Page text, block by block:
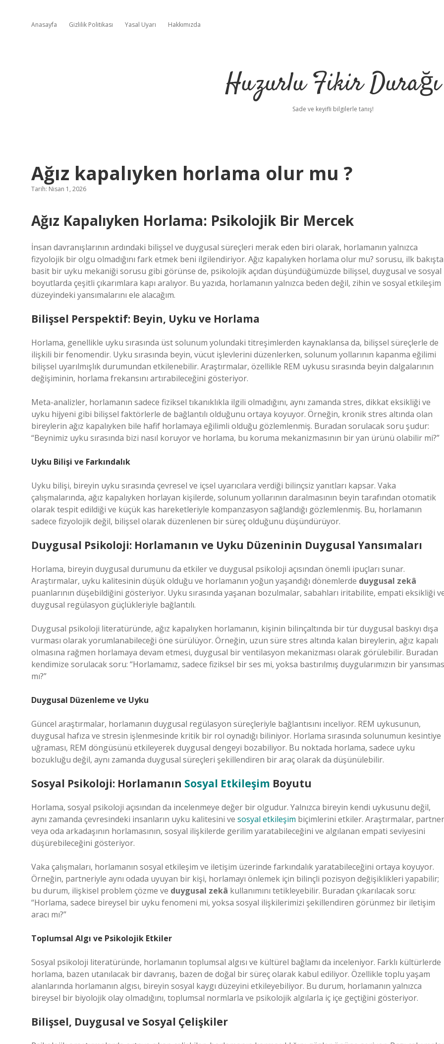
Anasayfa Gizlilik Politikası Yasal Uyarı Hakkımızda
Huzurlu Fikir Durağı
Sade ve keyifli bilgilerle tanış!
Ağız kapalıyken horlama olur mu ?
Tarih: Nisan 1, 2026
Ağız Kapalıyken Horlama: Psikolojik Bir Mercek
İnsan davranışlarının ardındaki bilişsel ve duygusal süreçleri merak eden biri olarak, horlamanın yalnızca
fizyolojik bir olgu olmadığını fark etmek beni ilgilendiriyor. Ağız kapalıyken horlama olur mu? sorusu, ilk bakışta
basit bir uyku mekaniği sorusu gibi görünse de, psikolojik açıdan düşündüğümüzde bilişsel, duygusal ve sosyal
boyutlarda çeşitli çıkarımlara kapı aralıyor. Bu yazıda, horlamanın yalnızca beden değil, zihin ve sosyal etkileşim
düzeyindeki yansımalarını ele alacağım.
Bilişsel Perspektif: Beyin, Uyku ve Horlama
Horlama, genellikle uyku sırasında üst solunum yolundaki titreşimlerden kaynaklansa da, bilişsel süreçlerle de
ilişkili bir fenomendir. Uyku sırasında beyin, vücut işlevlerini düzenlerken, solunum yollarının kapanma eğilimi
bilişsel uyarılmışlık durumundan etkilenebilir. Araştırmalar, özellikle REM uykusu sırasında beyin dalgalarının
değişiminin, horlama frekansını artırabileceğini gösteriyor.
Meta-analizler, horlamanın sadece fiziksel tıkanıklıkla ilgili olmadığını, aynı zamanda stres, dikkat eksikliği ve
uyku hijyeni gibi bilişsel faktörlerle de bağlantılı olduğunu ortaya koyuyor. Örneğin, kronik stres altında olan
bireylerin ağız kapalıyken bile hafif horlamaya eğilimli olduğu gözlemlenmiş. Buradan sorulacak soru şudur:
“Beynimiz uyku sırasında bizi nasıl koruyor ve horlama, bu koruma mekanizmasının bir yan ürünü olabilir mi?”
Uyku Bilişi ve Farkındalık
Uyku bilişi, bireyin uyku sırasında çevresel ve içsel uyarıcılara verdiği bilinçsiz yanıtları kapsar. Vaka
çalışmalarında, ağız kapalıyken horlayan kişilerde, solunum yollarının daralmasının beyin tarafından otomatik
olarak tespit edildiği ve küçük kas hareketleriyle kompanzasyon sağlandığı gözlemlenmiş. Bu, horlamanın
sadece fizyolojik değil, bilişsel olarak düzenlenen bir süreç olduğunu düşündürüyor.
Duygusal Psikoloji: Horlamanın ve Uyku Düzeninin Duygusal Yansımaları
Horlama, bireyin duygusal durumunu da etkiler ve duygusal psikoloji açısından önemli ipuçları sunar.
Araştırmalar, uyku kalitesinin düşük olduğu ve horlamanın yoğun yaşandığı dönemlerde duygusal zekâ
puanlarının düşebildiğini gösteriyor. Uyku sırasında yaşanan bozulmalar, sabahları iritabilite, empati eksikliği
duygusal regülasyon güçlükleriyle bağlantılı.
Duygusal psikoloji literatüründe, ağız kapalıyken horlamanın, kişinin bilinçaltında bir tür duygusal baskıyı dışa
vurması olarak yorumlanabileceği öne sürülüyor. Örneğin, uzun süre stres altında kalan bireylerin, ağız kapalı
olmasına rağmen horlamaya devam etmesi, duygusal bir ventilasyon mekanizması olarak görülebilir. Buradan
kendimize sorulacak soru: “Horlamamız, sadece fiziksel bir ses mi, yoksa bastırılmış duygularımızın bir
mı?”
Duygusal Düzenleme ve Uyku
Güncel araştırmalar, horlamanın duygusal regülasyon süreçleriyle bağlantısını inceliyor. REM uykusunun,
duygusal hafıza ve stresin işlenmesinde kritik bir rol oynadığı biliniyor. Horlama sırasında solunumun kesintiye
uğraması, REM döngüsünü etkileyerek duygusal dengeyi bozabiliyor. Bu noktada horlama, sadece uyku
bozukluğu değil, aynı zamanda duygusal süreçleri şekillendiren bir araç olarak da düşünülebilir.
Sosyal Psikoloji: Horlamanın Sosyal Etkileşim Boyutu
Horlama, sosyal psikoloji açısından da incelenmeye değer bir olgudur. Yalnızca bireyin kendi uykusunu değil,
aynı zamanda çevresindeki insanların uyku kalitesini ve sosyal etkileşim biçimlerini etkiler. Araştırmalar, partner
veya oda arkadaşının horlamasının, sosyal ilişkilerde gerilim yaratabileceğini ve algılanan empati seviyesini
düşürebileceğini gösteriyor.
Vaka çalışmaları, horlamanın sosyal etkileşim ve iletişim üzerinde farkındalık yaratabileceğini ortaya koyuyor.
Örneğin, partneriyle aynı odada uyuyan bir kişi, horlamayı önlemek için bilinçli pozisyon değişiklikleri yapabilir;
bu durum, ilişkisel problem çözme ve duygusal zekâ kullanımını tetikleyebilir. Buradan çıkarılacak soru:
“Horlama, sadece bireysel bir uyku fenomeni mi, yoksa sosyal ilişkilerimizi şekillendiren görünmez bir iletişim
aracı mı?”
Toplumsal Algı ve Psikolojik Etkiler
Sosyal psikoloji literatüründe, horlamanın toplumsal algısı ve kültürel bağlamı da inceleniyor. Farklı kültürlerde
horlama, bazen utanılacak bir davranış, bazen de doğal bir süreç olarak kabul ediliyor. Özellikle toplu yaşam
alanlarında horlamanın algısı, bireyin sosyal kaygı düzeyini etkileyebiliyor. Bu durum, horlamanın yalnızca
bireysel bir biyolojik olay olmadığını, toplumsal normlarla ve psikolojik algılarla iç içe geçtiğini gösteriyor.
Bilişsel, Duygusal ve Sosyal Çelişkiler